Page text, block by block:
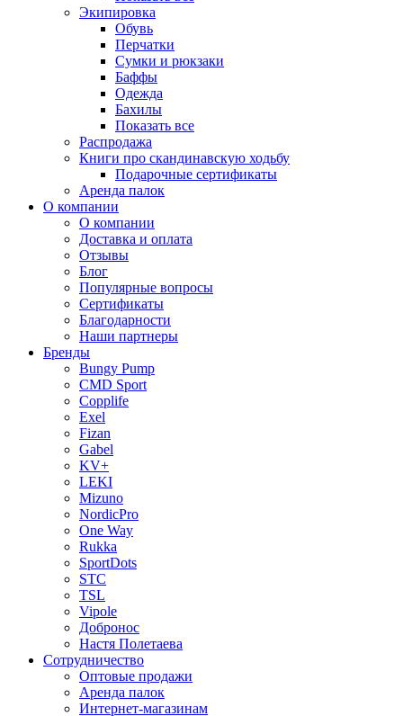
Экипировка
Обувь
Перчатки
Сумки и рюкзаки
Баффы
Одежда
Бахилы
Показать все
Распродажа
Книги про скандинавскую ходьбу
Подарочные сертификаты
Аренда палок
О компании
О компании
Доставка и оплата
Отзывы
Блог
Популярные вопросы
Сертификаты
Благодарности
Наши партнеры
Бренды
Bungy Pump
CMD Sport
Copplife
Exel
Fizan
Gabel
KV+
LEKI
Mizuno
NordicPro
One Way
Rukka
SportDots
STC
TSL
Vipole
Добронос
Настя Полетаева
Сотрудничество
Оптовые продажи
Аренда палок
Интернет-магазинам